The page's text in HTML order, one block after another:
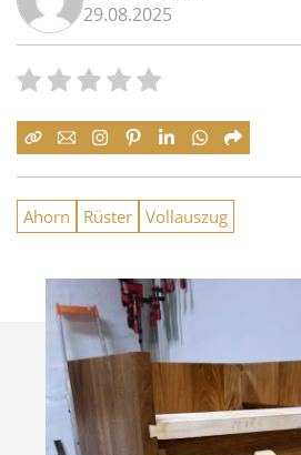
29.08.2025
Ahorn Rüster Vollauszug